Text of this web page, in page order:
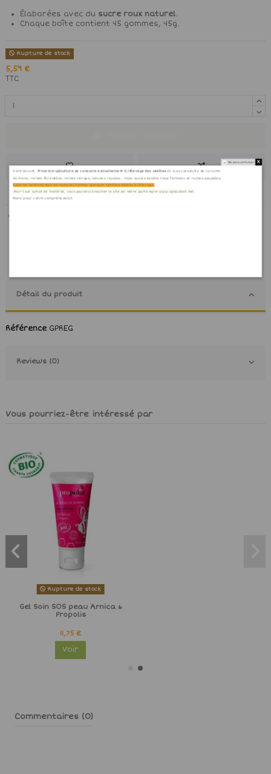
Élaborées avec du sucre roux naturel.
Chaque boîte contient 45 gommes, 45g.
Rupture de stock
5,59 €
TTC
Détail du produit
Référence GPREG
Reviews (0)
Vous pourriez-être intéressé par
Rupture de stock
Gel Soin SOS peau Arnica &
Propolis
11,75 €
Voir
Commentaires (0)
Ne plus afficher
Dorénavant, Provence-apiculture se consacre exclusivement à l'élevage des abeilleset à aux produits de la ruche.
Au menu : reines fécondées, reines vierges, cellules royales... mais aussi essaims tous formats et ruches peuplées.
Nous ne vendons plus de matériel hormis quelques articles dédiés à l'élevage.
Pour tout achat de matériel, vous pouvez consulter le site de notre partenaire www.apisudest.net
Merci pour votre compréhension.